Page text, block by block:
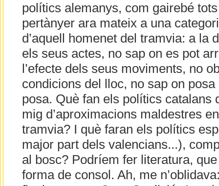
polítics alemanys, com gairebé
pertànyer ara mateix a una
d’aquell homenet del tramvia: a la
els seus actes, no sap on es pot
l’efecte dels seus moviments, no
condicions del lloc, no sap on
posa. Què fan els polítics catalans
mig d’aproximacions maldestres
tramvia? I què faran els polítics
major part dels valencians...),
al bosc? Podríem fer literatura,
forma de consol. Ah, me